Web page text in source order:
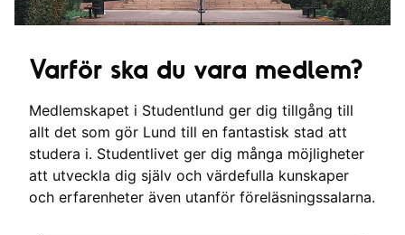
Varför ska du vara medlem?
Medlemskapet i Studentlund ger dig tillgång till
allt det som gör Lund till en fantastisk stad att
studera i. Studentlivet ger dig många möjligheter
att utveckla dig själv och värdefulla kunskaper
och erfarenheter även utanför föreläsningssalarna.